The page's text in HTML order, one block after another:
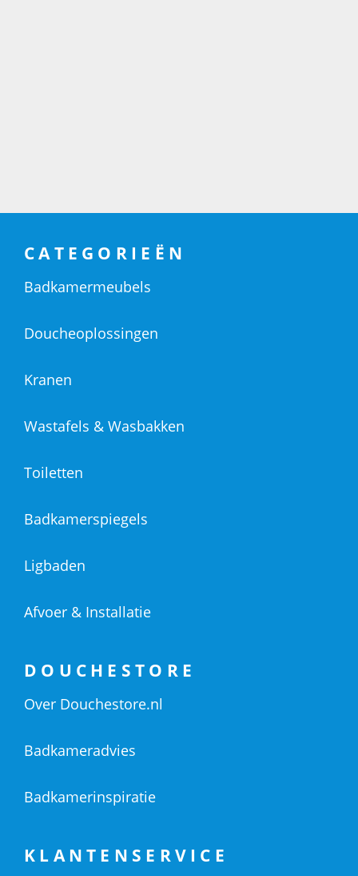
CATEGORIEËN
Badkamermeubels
Doucheoplossingen
Kranen
Wastafels & Wasbakken
Toiletten
Badkamerspiegels
Ligbaden
Afvoer & Installatie
DOUCHESTORE
Over Douchestore.nl
Badkameradvies
Badkamerinspiratie
KLANTENSERVICE